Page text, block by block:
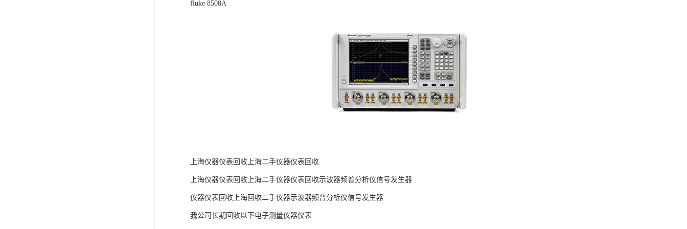
fluke 8508A
上海仪器仪表回收上海二手仪器仪表回收
上海仪器仪表回收上海二手仪器仪表回收示波器频普分析仪信号发生器
仪器仪表回收上海回收二手仪器示波器频普分析仪信号发生器
我公司长期回收以下电子测量仪器仪表